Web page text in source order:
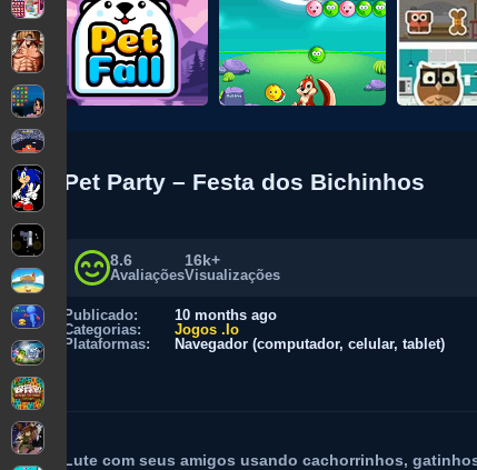
Pet Party – Festa dos Bichinhos
8.6
Avaliações
16k+
Visualizações
Publicado:
10 months ago
Categorias:
Jogos .Io
Plataformas:
Navegador (computador, celular, tablet)
Lute com seus amigos usando cachorrinhos,